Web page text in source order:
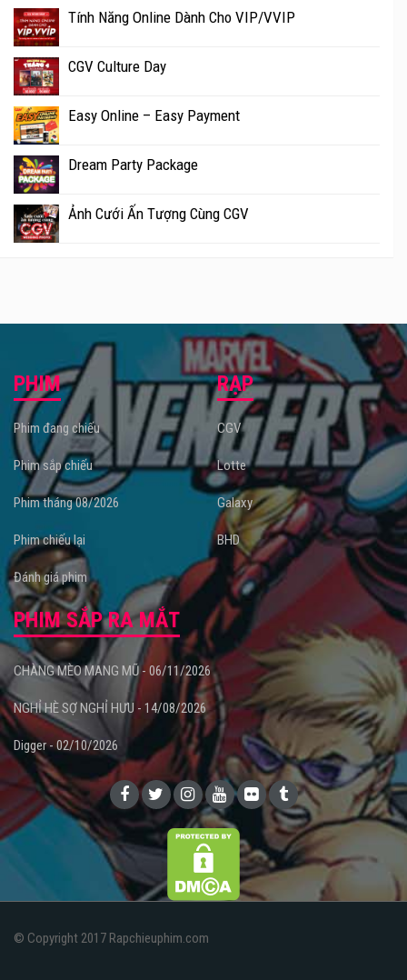
Tính Năng Online Dành Cho VIP/VVIP
CGV Culture Day
Easy Online – Easy Payment
Dream Party Package
Ảnh Cưới Ấn Tượng Cùng CGV
PHIM
Phim đang chiếu
Phim sắp chiếu
Phim tháng 08/2026
Phim chiếu lại
Đánh giá phim
RẠP
CGV
Lotte
Galaxy
BHD
PHIM SẮP RA MẮT
CHÀNG MÈO MANG MŨ - 06/11/2026
NGHỈ HÈ SỢ NGHỈ HƯU - 14/08/2026
Digger - 02/10/2026
© Copyright 2017 Rapchieuphim.com